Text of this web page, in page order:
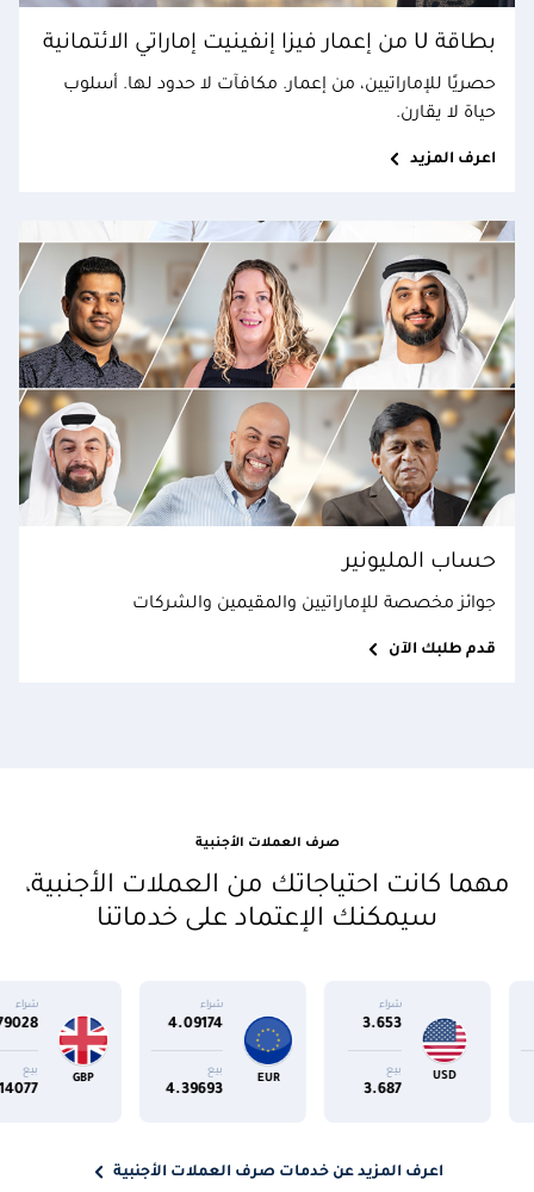
بطاقة U من إعمار فيزا إنفينيت إماراتي الائتمانية
حصريًا للإماراتيين، من إعمار. مكافآت لا حدود لها. أسلوب
حياة لا يقارن.
اعرف المزيد
حساب المليونير
جوائز مخصصة للإماراتيين والمقيمين والشركات
قدم طلبك الآن
صرف العملات الأجنبية
مهما كانت احتياجاتك من العملات الأجنبية،
سيمكنك الإعتماد على خدماتنا
4.09174
4.79028
اعرف المزيد عن خدمات صرف العملات الأجنبية